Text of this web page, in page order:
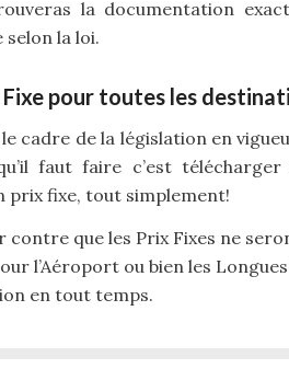
la documentation
la loi.
pour toutes les
le cadre de la législation en
faut faire c’est
fixe, tout simplement!
contre que les Prix Fixes ne
l’Aéroport ou bien les
en tout temps.